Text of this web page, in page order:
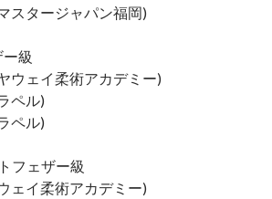
タージャパン福岡)
級
ェイ柔術アカデミー)
ペル)
ペル)
フェザー級
イ柔術アカデミー)